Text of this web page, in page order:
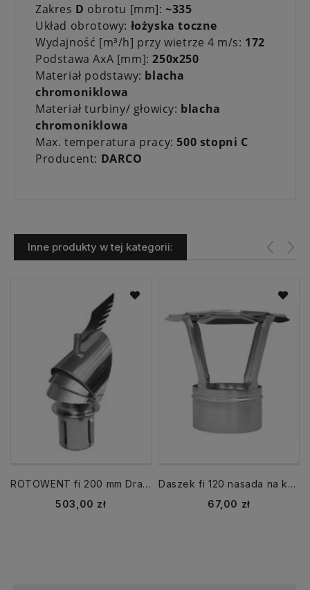
Zakres D obrotu [mm]:~335
Układ obrotowy: łożyska toczne
Wydajność [m³/h] przy wietrze 4 m/s: 172
Podstawa AxA [mm]:250x250
Materiał podstawy: blacha
chromoniklowa
Materiał turbiny/ głowicy: blacha
chromoniklowa
Max. temperatura pracy: 500 stopni C
Producent: DARCO
Inne produkty w tej kategorii:
ROTOWENT fi 200 mm Dragon nasada na komin RO200CH-DR-PT strażak
Cena
503,00 zł
Daszek fi 120 nasada na komin nierdzewna
Cena
67,00 zł